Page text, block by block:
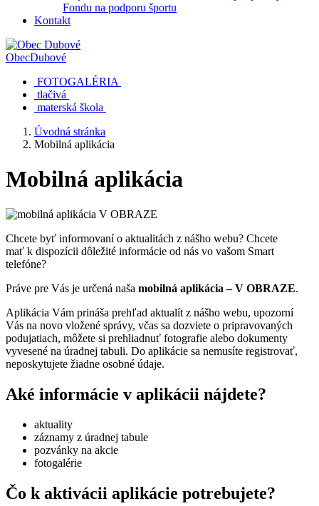
Fondu na podporu športu
Kontakt
ObecDubové
FOTOGALÉRIA
tlačivá
materská škola
Úvodná stránka
Mobilná aplikácia
Mobilná aplikácia
Chcete byť informovaní o aktualitách z nášho webu? Chcete
mať k dispozícii dôležité informácie od nás vo vašom Smart
telefóne?
Práve pre Vás je určená naša mobilná aplikácia – V OBRAZE.
Aplikácia Vám prináša prehľad aktualít z nášho webu, upozorní
Vás na novo vložené správy, včas sa dozviete o pripravovaných
podujatiach, môžete si prehliadnuť fotografie alebo dokumenty
vyvesené na úradnej tabuli. Do aplikácie sa nemusíte registrovať,
neposkytujete žiadne osobné údaje.
Aké informácie v aplikácii nájdete?
aktuality
záznamy z úradnej tabule
pozvánky na akcie
fotogalérie
Čo k aktivácii aplikácie potrebujete?